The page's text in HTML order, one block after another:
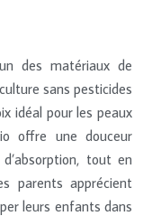
des matériaux de
sans pesticides
idéal pour les peaux
offre une douceur
tout en
parents apprécient
leurs enfants dans